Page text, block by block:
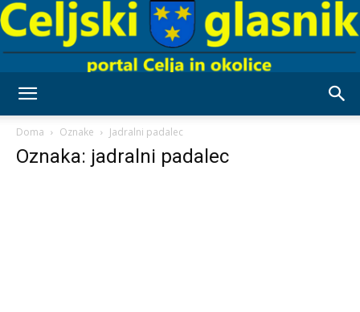
Doma Oznake Jadralni padalec
Oznaka: jadralni padalec